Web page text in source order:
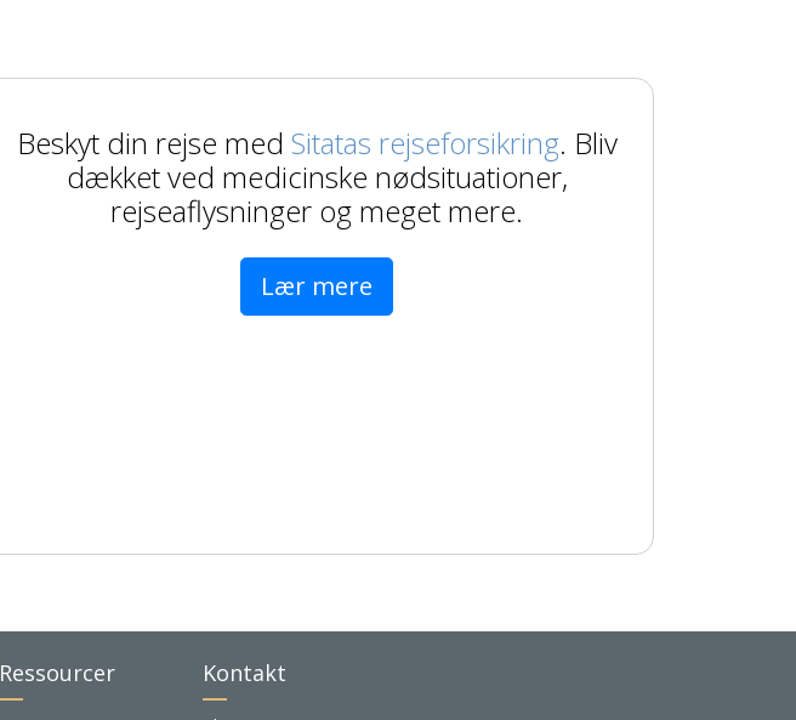
Beskyt din rejse med Sitatas rejseforsikring. Bliv
dækket ved medicinske nødsituationer,
rejseaflysninger og meget mere.
Lær mere
Ressourcer Kontakt